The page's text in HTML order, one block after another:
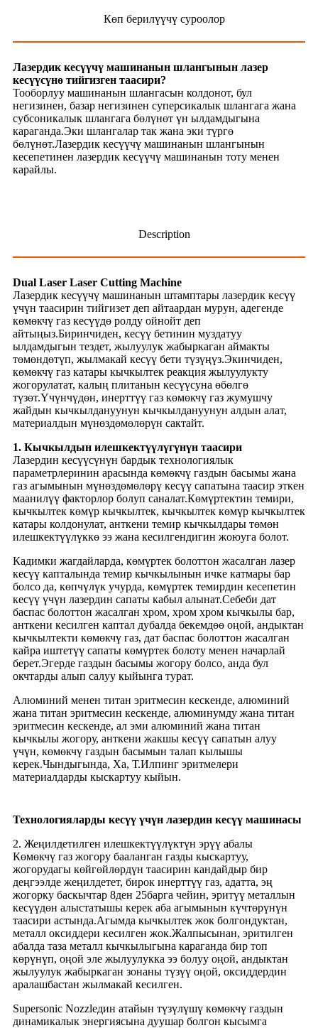
Көп берилүүчү суроолор
Лазердик кесүүчү машинанын шлангынын лазер
кесүүсүнө тийгизген таасири?
Тооборлуу машинанын шлангасын колдонот, бул
негизинен, базар негизинен суперсикалык шлангага жана
субсоникалык шлангага бөлүнөт үн ылдамдыгына
караганда.Эки шлангалар так жана эки түргө
бөлүнөт.Лазердик кесүүчү машинанын шлангынын
кесепетинен лазердик кесүүчү машинанын тоту менен
карайлы.
Description
Dual Laser Laser Cutting Machine
Лазердик кесүүчү машинанын штамптары лазердик кесүү
үчүн таасирин тийгизет деп айтаардан мурун, адегенде
көмөкчү газ кесүүдө ролду ойнойт деп
айтыңыз.Биринчиден, кесүү бетинин муздатуу
ылдамдыгын тездет, жылуулук жабыркаган аймакты
төмөндөтүп, жылмакай кесүү бети түзүңүз.Экинчиден,
көмөкчү газ катары кычкылтек реакция жылуулукту
жогорулатат, калың плитанын кесүүсуна өбөлгө
түзөт.Үчүнчүдөн, инерттүү газ көмөкчү газ жумушчу
жайдын кычкылдануунун кычкылдануунун алдын алат,
материалдын мүнөздөмөлөрүн сактайт.
1. Кычкылдын илешкектүүлүгүнүн таасири
Лазердин кесүүсүнүн бардык технологиялык
параметрлеринин арасында көмөкчү газдын басымы жана
газ агымынын мүнөздөмөлөрү кесүү сапатына таасир эткен
маанилүү факторлор болуп саналат.Көмүртектин темири,
кычкылтек көмүр кычкылтек, кычкылтек көмүр кычкылтек
катары колдонулат, анткени темир кычкылдары төмөн
илешкектүүлүккө ээ жана кесилгендигин жоюуга болот.
Кадимки жагдайларда, көмүртек болоттон жасалган лазер
кесүү капталында темир кычкылынын ичке катмары бар
болсо да, көпчүлүк учурда, көмүртек темирдин кесепетин
кесүү үчүн лазердин сапаты кабыл алынат.Себеби дат
баспас болоттон жасалган хром, хром хром кычкылы бар,
анткени кесилген каптал дубалда бекемдөө оңой, андыктан
кычкылтекти көмөкчү газ, дат баспас болоттон жасалган
кайра иштетүү сапаты көмүртек болоту менен начарлай
берет.Эгерде газдын басымы жогору болсо, анда бул
окчтарды алып салуу кыйынга турат.
Алюминий менен титан эритмесин кескенде, алюминий
жана титан эритмесин кескенде, алюминумду жана титан
эритмесин кескенде, ал эми алюминий жана титан
кычкылы жогору, анткени жакшы кесүү сапатын алуу
үчүн, көмөкчү газдын басымын талап кылышы
керек.Чындыгында, Ха, Т.Илпинг эритмелери
материалдарды кыскартуу кыйын.
Технологияларды кесүү үчүн лазердин кесүү машинасы
2. Жеңилдетилген илешкектүүлүктүн эрүү абалы
Көмөкчү газ жогору бааланган газды кыскартуу,
жогорудагы көйгөйлөрдүн таасирин кандайдыр бир
деңгээлде жеңилдетет, бирок инерттүү газ, адатта, эң
жогорку баскычтар 8ден 25барга чейин, эритүү металлын
кесүүдөн алыстатышы керек аба агымынын күчтөрүнүн
таасири астында.Агымда кычкылтек жок болгондуктан,
металл оксиддери кесилген жок.Жалпысынан, эритилген
абалда таза металл кычкылыгына караганда бир топ
көрүнүп, оңой эле жылуулукка ээ болуу оңой, андыктан
жылуулук жабыркаган зонаны түзүү оңой, оксиддердин
аралашбастан жылмакай кесилген.
Supersonic Nozzleдин атайын түзүлүшү көмөкчү газдын
динамикалык энергиясына дуушар болгон кысымга